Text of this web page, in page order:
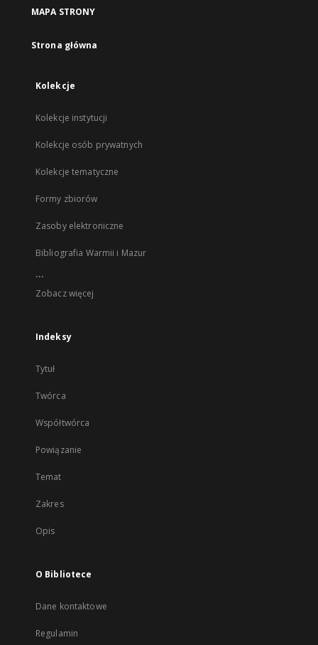
MAPA STRONY
Strona główna
Kolekcje
Kolekcje instytucji
Kolekcje osób prywatnych
Kolekcje tematyczne
Formy zbiorów
Zasoby elektroniczne
Bibliografia Warmii i Mazur
...
Zobacz więcej
Indeksy
Tytuł
Twórca
Współtwórca
Powiązanie
Temat
Zakres
Opis
O Bibliotece
Dane kontaktowe
Regulamin